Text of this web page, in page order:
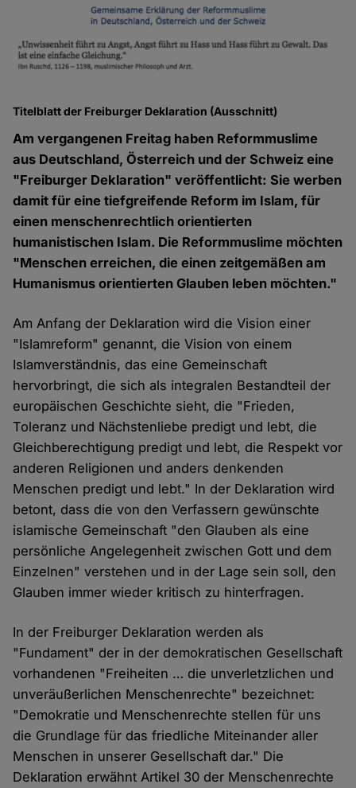
Titelblatt der Freiburger Deklaration (Ausschnitt)
Am vergangenen Freitag haben Reformmuslime
aus Deutschland, Österreich und der Schweiz eine
"Freiburger Deklaration" veröffentlicht: Sie werben
damit für eine tiefgreifende Reform im Islam, für
einen menschenrechtlich orientierten
humanistischen Islam. Die Reformmuslime möchten
"Menschen erreichen, die einen zeitgemäßen am
Humanismus orientierten Glauben leben möchten."
Am Anfang der Deklaration wird die Vision einer
"Islamreform" genannt, die Vision von einem
Islamverständnis, das eine Gemeinschaft
hervorbringt, die sich als integralen Bestandteil der
europäischen Geschichte sieht, die "Frieden,
Toleranz und Nächstenliebe predigt und lebt, die
Gleichberechtigung predigt und lebt, die Respekt vor
anderen Religionen und anders denkenden
Menschen predigt und lebt." In der Deklaration wird
betont, dass die von den Verfassern gewünschte
islamische Gemeinschaft "den Glauben als eine
persönliche Angelegenheit zwischen Gott und dem
Einzelnen" verstehen und in der Lage sein soll, den
Glauben immer wieder kritisch zu hinterfragen.
In der Freiburger Deklaration werden als
"Fundament" der in der demokratischen Gesellschaft
vorhandenen "Freiheiten … die unverletzlichen und
unveräußerlichen Menschenrechte" bezeichnet:
"Demokratie und Menschenrechte stellen für uns
die Grundlage für das friedliche Miteinander aller
Menschen in unserer Gesellschaft dar." Die
Deklaration erwähnt Artikel 30 der Menschenrechte